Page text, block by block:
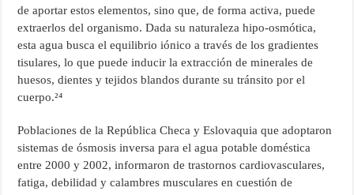
de aportar estos elementos, sino que, de forma activa, puede
extraerlos del organismo. Dada su naturaleza hipo-osmótica,
esta agua busca el equilibrio iónico a través de los gradientes
tisulares, lo que puede inducir la extracción de minerales de
huesos, dientes y tejidos blandos durante su tránsito por el
cuerpo.²⁴
Poblaciones de la República Checa y Eslovaquia que adoptaron
sistemas de ósmosis inversa para el agua potable doméstica
entre 2000 y 2002, informaron de trastornos cardiovasculares,
fatiga, debilidad y calambres musculares en cuestión de